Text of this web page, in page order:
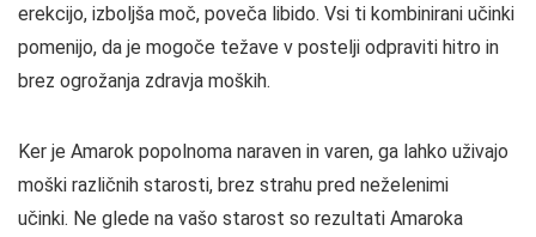
erekcijo, izboljša moč, poveča libido. Vsi ti kombinirani učinki
pomenijo, da je mogoče težave v postelji odpraviti hitro in
brez ogrožanja zdravja moških.
Ker je Amarok popolnoma naraven in varen, ga lahko uživajo
moški različnih starosti, brez strahu pred neželenimi
učinki. Ne glede na vašo starost so rezultati Amaroka